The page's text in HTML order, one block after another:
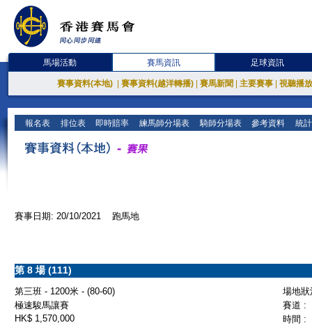
馬場活動 賽馬資訊 足球資訊
賽事資料(本地) 賽事資料(越洋轉播) 賽馬新聞 主要賽事 視聽播
報名表 排位表 即時賠率 練馬師分場表 騎師分場表 參考資料 統
賽事日期: 20/10/2021 跑馬地
第 8 場 (111)
第三班 - 1200米 - (80-60)
場地
極速駿馬讓賽
賽道 :
HK$ 1,570,000
時間 :